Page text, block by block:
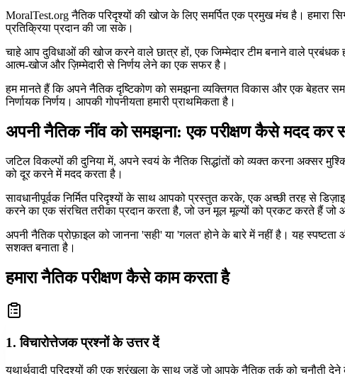
MoralTest.org नैतिक परिदृश्यों की खोज के लिए समर्पित एक प्रमुख मंच है। हमारा
प्रतिक्रिया प्रदान की जा सके।
चाहे आप दुविधाओं की खोज करने वाले छात्र हों, एक जिम्मेदार टीम बनाने वाले प्रबंधक
आत्म-खोज और ज़िम्मेदारी से निर्णय लेने का एक सफर है।
हम मानते हैं कि अपने नैतिक दृष्टिकोण को समझना व्यक्तिगत विकास और एक बेहतर
निर्णायक निर्णय। आपकी गोपनीयता हमारी प्राथमिकता है।
अपनी नैतिक नींव को समझना: एक परीक्षण कैसे मदद कर
जटिल विकल्पों की दुनिया में, अपने स्वयं के नैतिक सिद्धांतों को व्यक्त करना अक्सर
को दूर करने में मदद करता है।
सावधानीपूर्वक निर्मित परिदृश्यों के साथ आपको प्रस्तुत करके, एक अच्छी तरह से
करने का एक संरचित तरीका प्रदान करता है, जो उन मूल मूल्यों को प्रकट करते हैं जो
अपनी नैतिक प्रोफ़ाइल को जानना 'सही' या 'गलत' होने के बारे में नहीं है। यह
सशक्त बनाता है।
हमारा नैतिक परीक्षण कैसे काम करता है
1. विचारोत्तेजक प्रश्नों के उत्तर दें
यथार्थवादी परिदृश्यों की एक श्रृंखला के साथ जुड़ें जो आपके नैतिक तर्क को चुनौती